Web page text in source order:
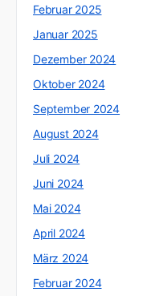
Februar 2025
Januar 2025
Dezember 2024
Oktober 2024
September 2024
August 2024
Juli 2024
Juni 2024
Mai 2024
April 2024
März 2024
Februar 2024